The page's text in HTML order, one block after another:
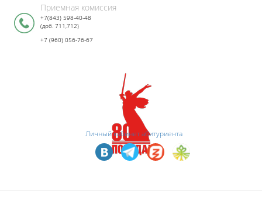
Приемная комиссия
+7(843) 598-40-48
(доб. 711,712)
+7 (960) 056-76-67
Личный кабинет абитуриента